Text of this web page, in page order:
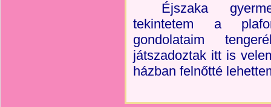
Éjszaka
tekintetem a
gondolataim
játszadoztak itt is
házban felnőtté